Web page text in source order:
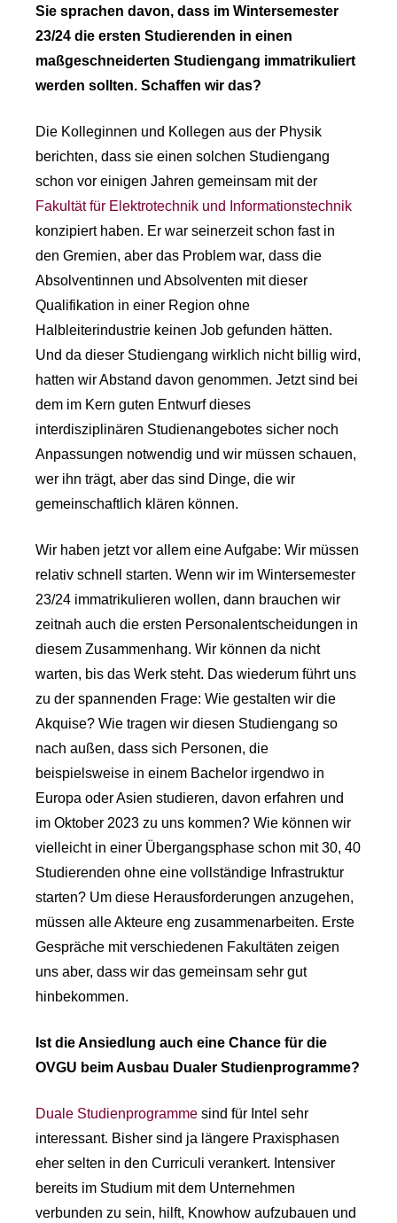
Sie sprachen davon, dass im Wintersemester
23/24 die ersten Studierenden in einen
maßgeschneiderten Studiengang immatrikuliert
werden sollten. Schaffen wir das?
Die Kolleginnen und Kollegen aus der Physik
berichten, dass sie einen solchen Studiengang
schon vor einigen Jahren gemeinsam mit der
Fakultät für Elektrotechnik und Informationstechnik
konzipiert haben. Er war seinerzeit schon fast in
den Gremien, aber das Problem war, dass die
Absolventinnen und Absolventen mit dieser
Qualifikation in einer Region ohne
Halbleiterindustrie keinen Job gefunden hätten.
Und da dieser Studiengang wirklich nicht billig wird,
hatten wir Abstand davon genommen. Jetzt sind bei
dem im Kern guten Entwurf dieses
interdisziplinären Studienangebotes sicher noch
Anpassungen notwendig und wir müssen schauen,
wer ihn trägt, aber das sind Dinge, die wir
gemeinschaftlich klären können.
Wir haben jetzt vor allem eine Aufgabe: Wir müssen
relativ schnell starten. Wenn wir im Wintersemester
23/24 immatrikulieren wollen, dann brauchen wir
zeitnah auch die ersten Personalentscheidungen in
diesem Zusammenhang. Wir können da nicht
warten, bis das Werk steht. Das wiederum führt uns
zu der spannenden Frage: Wie gestalten wir die
Akquise? Wie tragen wir diesen Studiengang so
nach außen, dass sich Personen, die
beispielsweise in einem Bachelor irgendwo in
Europa oder Asien studieren, davon erfahren und
im Oktober 2023 zu uns kommen? Wie können wir
vielleicht in einer Übergangsphase schon mit 30, 40
Studierenden ohne eine vollständige Infrastruktur
starten? Um diese Herausforderungen anzugehen,
müssen alle Akteure eng zusammenarbeiten. Erste
Gespräche mit verschiedenen Fakultäten zeigen
uns aber, dass wir das gemeinsam sehr gut
hinbekommen.
Ist die Ansiedlung auch eine Chance für die
OVGU beim Ausbau Dualer Studienprogramme?
Duale Studienprogramme sind für Intel sehr
interessant. Bisher sind ja längere Praxisphasen
eher selten in den Curriculi verankert. Intensiver
bereits im Studium mit dem Unternehmen
verbunden zu sein, hilft, Knowhow aufzubauen und